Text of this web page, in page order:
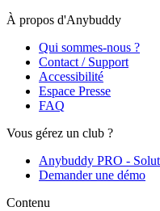
À propos d'Anybuddy
Qui sommes-nous ?
Contact / Support
Accessibilité
Espace Presse
FAQ
Vous gérez un club ?
Anybuddy PRO -
Demander une démo
Contenu